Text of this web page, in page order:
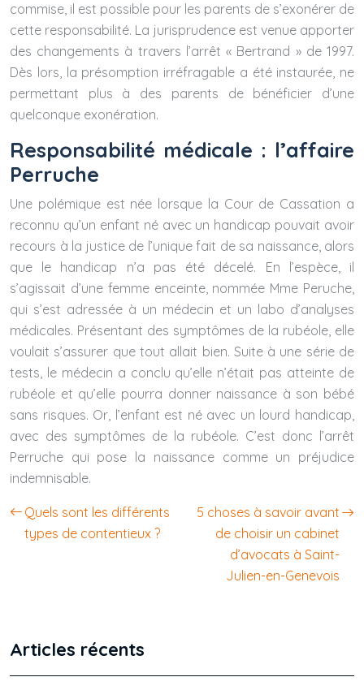
commise, il est possible pour les parents de s’exonérer de
cette responsabilité. La jurisprudence est venue apporter
des changements à travers l’arrêt « Bertrand » de 1997.
Dès lors, la présomption irréfragable a été instaurée, ne
permettant plus à des parents de bénéficier d’une
quelconque exonération.
Responsabilité médicale : l’affaire
Perruche
Une polémique est née lorsque la Cour de Cassation a
reconnu qu’un enfant né avec un handicap pouvait avoir
recours à la justice de l’unique fait de sa naissance, alors
que le handicap n’a pas été décelé. En l’espèce, il
s’agissait d’une femme enceinte, nommée Mme Peruche,
qui s’est adressée à un médecin et un labo d’analyses
médicales. Présentant des symptômes de la rubéole, elle
voulait s’assurer que tout allait bien. Suite à une série de
tests, le médecin a conclu qu’elle n’était pas atteinte de
rubéole et qu’elle pourra donner naissance à son bébé
sans risques. Or, l’enfant est né avec un lourd handicap,
avec des symptômes de la rubéole. C’est donc l’arrêt
Perruche qui pose la naissance comme un préjudice
indemnisable.
Quels sont les différents
types de contentieux ?
5 choses à savoir avant
de choisir un cabinet
d’avocats à Saint-
Julien-en-Genevois
Articles récents